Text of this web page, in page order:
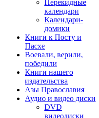
Перекидные
календари
Календари-
домики
Книги к Посту и
Пасхе
Воевали, верили,
победили
Книги нашего
издательства
Азы Православия
Аудио и видео диски
DVD
видеодиски